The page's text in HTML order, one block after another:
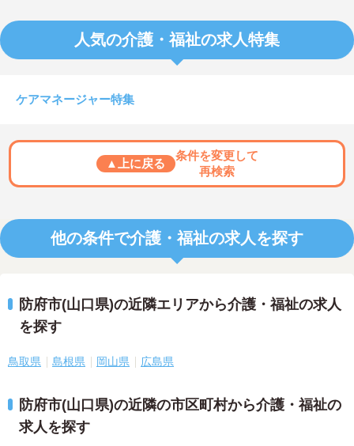
人気の介護・福祉の求人特集
ケアマネージャー特集
▲上に戻る
条件を変更して
再検索
他の条件で介護・福祉の求人を探す
防府市(山口県)の近隣エリアから介護・福祉の求人
を探す
鳥取県 島根県 岡山県 広島県
防府市(山口県)の近隣の市区町村から介護・福祉の
求人を探す